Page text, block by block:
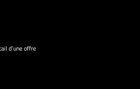
d’une offre